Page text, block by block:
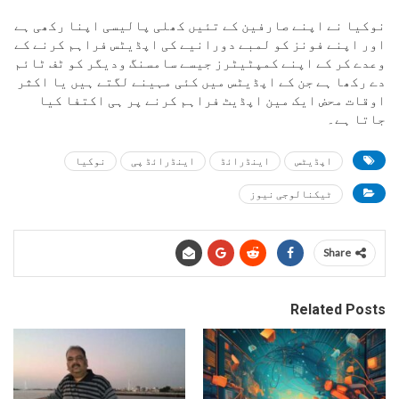
نوکیا نے اپنے صارفین کے تئیں کھلی پالیسی اپنا رکھی ہے
اور اپنے فونز کو لمبے دورانیے کی اپڈیٹس فراہم کرنے کے
وعدے کر کے اپنے کمپٹیٹرز جیسے سامسنگ ودیگر کو ٹف ٹائم
دے رکھا ہے جن کے اپڈیٹس میں کئی مہینے لگتے ہیں یا اکثر
اوقات محض ایک مین اپڈیٹ فراہم کرنے پر ہی اکتفا کیا
جاتا ہے۔
اپڈیٹس اینڈرائڈ اینڈرائڈ پی نوکیا
ٹیکنالوجی نیوز
Share
Related Posts